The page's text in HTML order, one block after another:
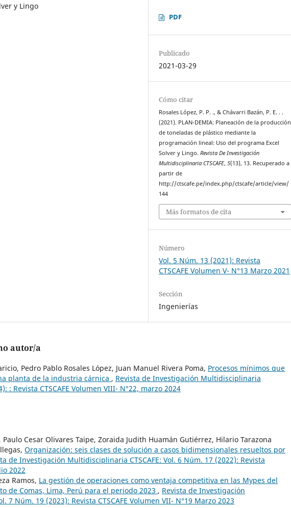
y Lingo
PDF
Publicado
2021-03-29
Cómo citar
Rosales López, P. P. ., & Chávarri Bazán, P. E. . .
(2021). PLAN-DEMIA: Planeación de la producción
de toneladas de plástico mediante la
programación lineal: Uso del programa Excel
Solver y Lingo.Revista De Investigación
Multidisciplinaria CTSCAFE,5(13), 13. Recuperado a
partir de
http://ctscafe.pe/index.php/ctscafe/article/view/
144
Más formatos de cita
Número
Vol. 5 Núm. 13 (2021): Revista
CTSCAFE Volumen V- N°13 Marzo 2021
Sección
Ingenierías
autor/a
Pedro Pablo Rosales López, Juan Manuel Rivera Poma, Procesos mínimos que
planta de la industria cárnica , Revista de Investigación Multidisciplinaria
: Revista CTSCAFE Volumen VIII- N°22, marzo 2024
Cesar Olivares Taipe, Zoraida Judith Huamán Gutiérrez, Hilario Tarazona
Organización: seis clases de solución a casos bidimensionales resueltos por
de Investigación Multidisciplinaria CTSCAFE: Vol. 6 Núm. 17 (2022): Revista
2022
Ramos, La gestión de operaciones como ventaja competitiva en las Mypes del
de Comas, Lima, Perú para el periodo 2023 , Revista de Investigación
7 Núm. 19 (2023): Revista CTSCAFE Volumen VII- N°19 Marzo 2023